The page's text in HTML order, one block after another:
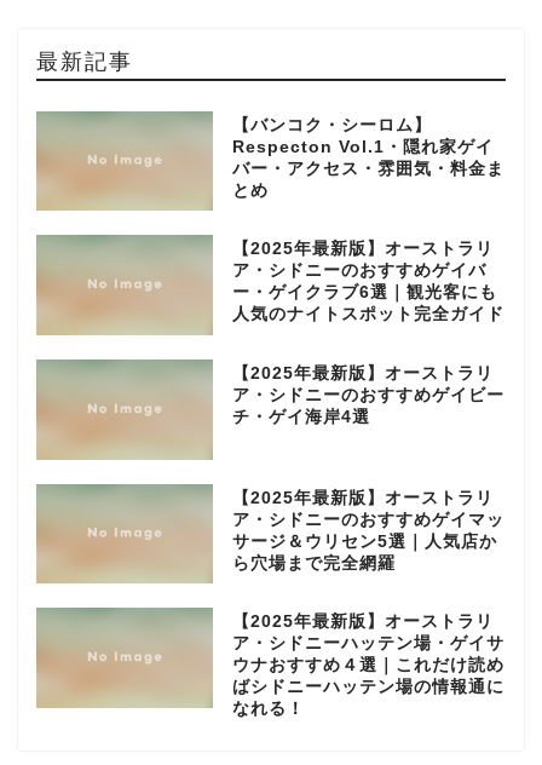
最新記事
【バンコク・シーロム】
Respecton Vol.1・隠れ家ゲイ
バー・アクセス・雰囲気・料金ま
とめ
【2025年最新版】オーストラリ
ア・シドニーのおすすめゲイバ
ー・ゲイクラブ6選｜観光客にも
人気のナイトスポット完全ガイド
【2025年最新版】オーストラリ
ア・シドニーのおすすめゲイビー
チ・ゲイ海岸4選
【2025年最新版】オーストラリ
ア・シドニーのおすすめゲイマッ
サージ＆ウリセン5選｜人気店か
ら穴場まで完全網羅
【2025年最新版】オーストラリ
ア・シドニーハッテン場・ゲイサ
ウナおすすめ４選｜これだけ読め
ばシドニーハッテン場の情報通に
なれる！